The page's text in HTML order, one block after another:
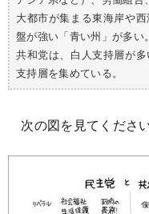
大都市が集まる東海岸や
盤が強い「青い州」が多い。
共和党は、白人支持層が
支持層を集めている。
次の図を見てください